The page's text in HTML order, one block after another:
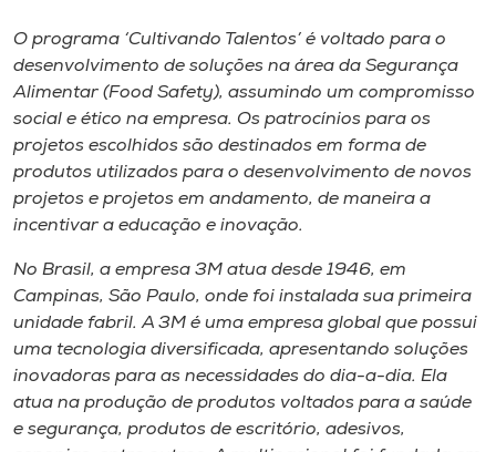
O programa ‘Cultivando Talentos’ é voltado para o
desenvolvimento de soluções na área da Segurança
Alimentar (Food Safety), assumindo um compromisso
social e ético na empresa. Os patrocínios para os
projetos escolhidos são destinados em forma de
produtos utilizados para o desenvolvimento de novos
projetos e projetos em andamento, de maneira a
incentivar a educação e inovação.
No Brasil, a empresa 3M atua desde 1946, em
Campinas, São Paulo, onde foi instalada sua primeira
unidade fabril. A 3M é uma empresa global que possui
uma tecnologia diversificada, apresentando soluções
inovadoras para as necessidades do dia-a-dia. Ela
atua na produção de produtos voltados para a saúde
e segurança, produtos de escritório, adesivos,